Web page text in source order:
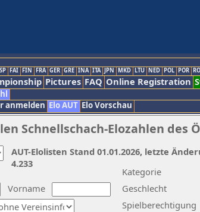
FAI FIN FRA GER GRE INA ITA JPN MKD LTU NED POL POR
Pictures FAQ Online Registration
anmelden Elo AUT Elo Vorschau
Schnellschach-Elozahlen des
Vorname
Kategorie
Geschlecht
Spielberechtigung
AUT-Elolisten Stand 01.01.2026, letzte
4.233